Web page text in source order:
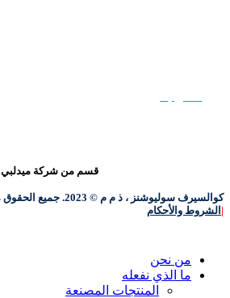
قسم من شركة ميدلبي
كوالسيرف سوليوشنز ، ذ م م © 2023. جميع الحقوق محفوظة
| الشروط والأحكام
إغلاق
القائمة
من نحن
ما الذي نفعله
المنتجات المصنعة